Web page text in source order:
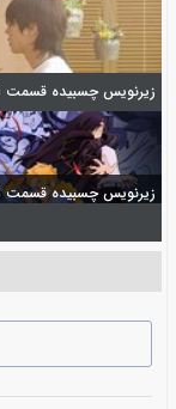
زیرنویس چسبیده قسمت 6 فصل اول اضافه شد
زیرنویس چسبیده قسمت 18 فصل اول اضافه شد